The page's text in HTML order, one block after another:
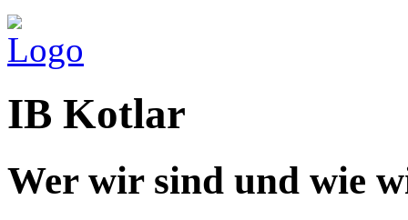
IB Kotlar
Wer wir sind und wie